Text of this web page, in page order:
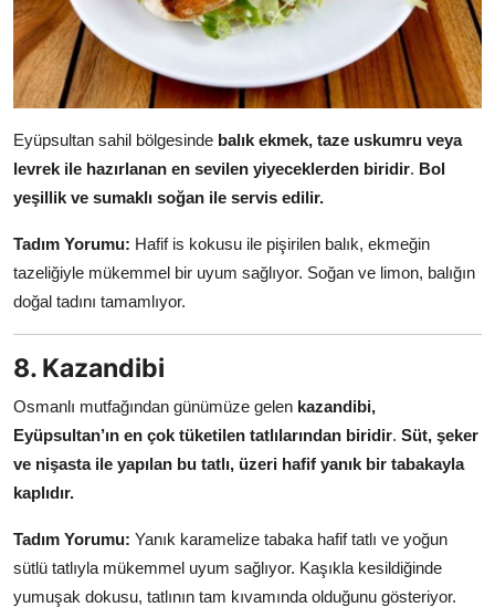
Eyüpsultan sahil bölgesinde balık ekmek, taze uskumru veya
levrek ile hazırlanan en sevilen yiyeceklerden biridir. Bol
yeşillik ve sumaklı soğan ile servis edilir.
Tadım Yorumu: Hafif is kokusu ile pişirilen balık, ekmeğin
tazeliğiyle mükemmel bir uyum sağlıyor. Soğan ve limon, balığın
doğal tadını tamamlıyor.
8. Kazandibi
Osmanlı mutfağından günümüze gelen kazandibi,
Eyüpsultan’ın en çok tüketilen tatlılarından biridir. Süt, şeker
ve nişasta ile yapılan bu tatlı, üzeri hafif yanık bir tabakayla
kaplıdır.
Tadım Yorumu: Yanık karamelize tabaka hafif tatlı ve yoğun
sütlü tatlıyla mükemmel uyum sağlıyor. Kaşıkla kesildiğinde
yumuşak dokusu, tatlının tam kıvamında olduğunu gösteriyor.